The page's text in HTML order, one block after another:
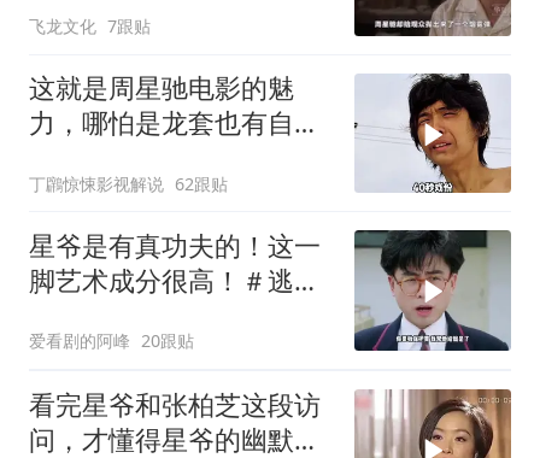
飞龙文化 7跟贴
这就是周星驰电影的魅
力，哪怕是龙套也有自己
丁鸊惊悚影视解说 62跟贴
星爷是有真功夫的！这一
脚艺术成分很高！＃逃学
爱看剧的阿峰 20跟贴
看完星爷和张柏芝这段访
问，才懂得星爷的幽默真